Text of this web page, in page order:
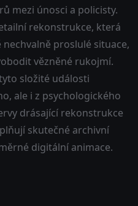
mezi únosci a policisty.
rekonstrukce, která
proslulé situace,
vězněné rukojmí.
složité události
ale i z psychologického
drásající rekonstrukce
skutečné archivní
digitální animace.